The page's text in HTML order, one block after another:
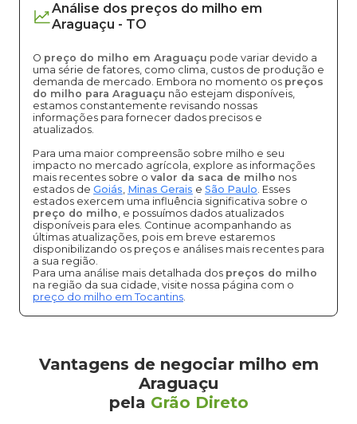
Análise dos preços do milho em
Araguaçu - TO
O preço do milho em Araguaçu pode variar devido a
uma série de fatores, como clima, custos de produção e
demanda de mercado. Embora no momento os preços
do milho para Araguaçu não estejam disponíveis,
estamos constantemente revisando nossas
informações para fornecer dados precisos e
atualizados.
Para uma maior compreensão sobre milho e seu
impacto no mercado agrícola, explore as informações
mais recentes sobre o valor da saca de milho nos
estados de Goiás, Minas Gerais e São Paulo. Esses
estados exercem uma influência significativa sobre o
preço do milho, e possuímos dados atualizados
disponíveis para eles. Continue acompanhando as
últimas atualizações, pois em breve estaremos
disponibilizando os preços e análises mais recentes para
a sua região.
Para uma análise mais detalhada dos preços do milho
na região da sua cidade, visite nossa página com o
preço do milho em Tocantins.
Vantagens de negociar milho em
Araguaçu
pela Grão Direto